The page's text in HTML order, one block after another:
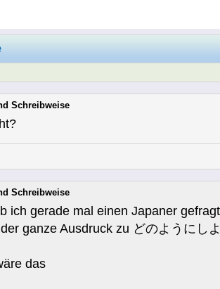
Schreibweise
Schreibweise
ich gerade mal einen Japaner
ganze Ausdruck zu どのようにし
das